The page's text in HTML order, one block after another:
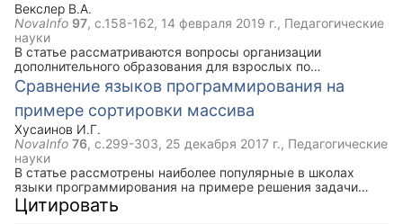
Векслер В.А.
NovaInfo 97, с.158-162, 14 февраля 2019 г., Педагогические
науки
В статье рассматриваются вопросы организации
дополнительного образования для взрослых по
информационно коммуникационным технологиям.
Приводятся методические особенности и требования к
проведению занятий обучения взрослых.
Сравнение языков программирования на
примере сортировки массива
Хусаинов И.Г.
NovaInfo 76, с.299-303, 25 декабря 2017 г., Педагогические
науки
В статье рассмотрены наиболее популярные в школах
языки программирования на примере решения задачи
сортировки одномерного массива. Подробно объясняются
используемые в программах функции, операторы и другие
Цитировать